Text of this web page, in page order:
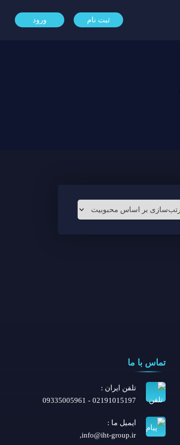
ثبت نام ورود
تماس با ما
تلفن ايران :
02191015197 - 09335005961
ایمیل ما :
info@iht-group.ir
,